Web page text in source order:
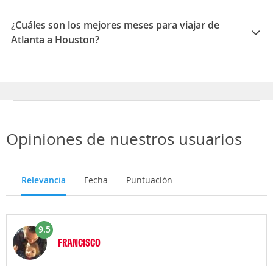
La duración media para viajar entre Atlanta y Houston
es 02:25
¿Cuáles son los mejores meses para viajar de
Atlanta a Houston?
Opiniones de nuestros usuarios
Relevancia Fecha Puntuación
9.5
FRANCISCO